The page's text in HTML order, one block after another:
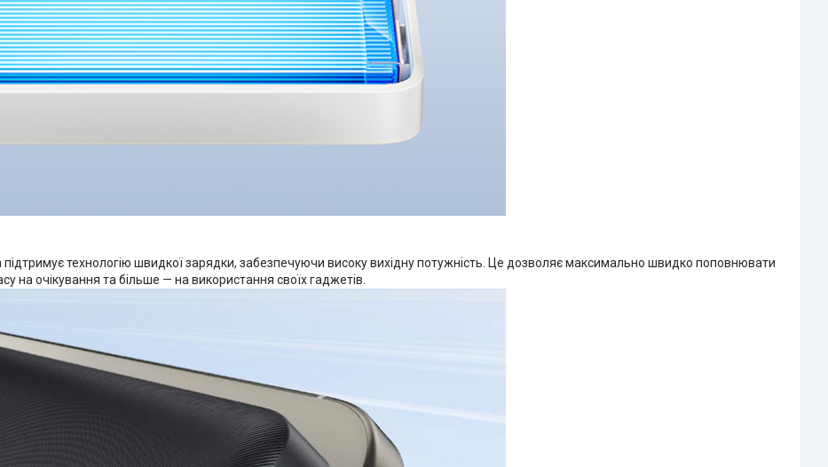
технологію швидкої зарядки, забезпечуючи високу вихідну потужність. Це дозволяє максимально швидко поповнювати
очікування та більше — на використання своїх гаджетів.